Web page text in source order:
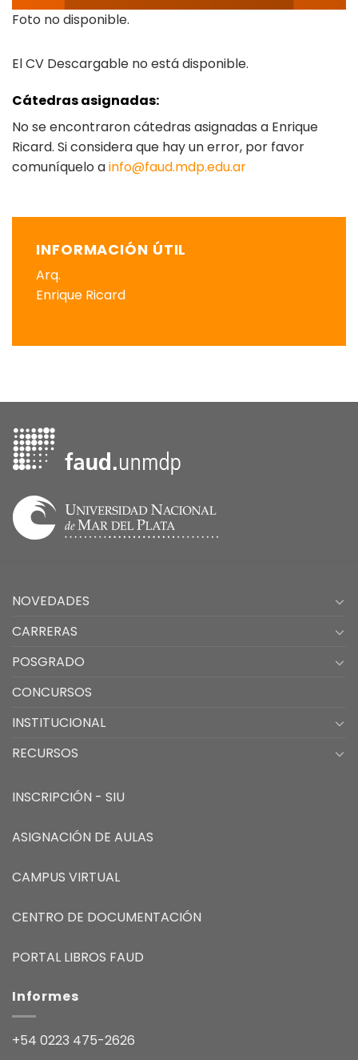
Foto no disponible.
El CV Descargable no está disponible.
Cátedras asignadas:
No se encontraron cátedras asignadas a Enrique
Ricard. Si considera que hay un error, por favor
comuníquelo ainfo@faud.mdp.edu.ar
INFORMACIÓN ÚTIL
Arq.
Enrique Ricard
NOVEDADES
CARRERAS
POSGRADO
CONCURSOS
INSTITUCIONAL
RECURSOS
INSCRIPCIÓN - SIU
ASIGNACIÓN DE AULAS
CAMPUS VIRTUAL
CENTRO DE DOCUMENTACIÓN
PORTAL LIBROS FAUD
Informes
+54 0223 475-2626